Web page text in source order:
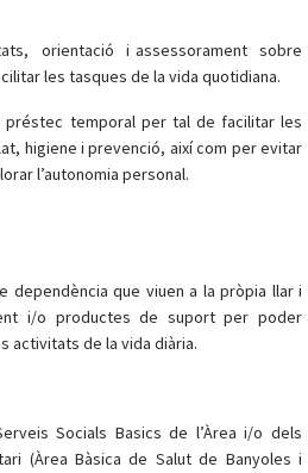
orientació i assessorament sobre
les tasques de la vida quotidiana.
temporal per tal de facilitar les
higiene i prevenció, així com per evitar
l’autonomia personal.
dependència que viuen a la pròpia llar i
i/o productes de suport per poder
activitats de la vida diària.
Socials Basics de l’Àrea i/o dels
(Àrea Bàsica de Salut de Banyoles i